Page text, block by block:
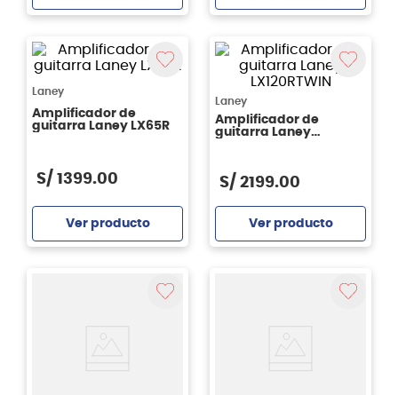
Laney
Amplificador de
guitarra Laney LX65R
S/ 1399.00
Ver producto
Laney
Amplificador de
guitarra Laney
S/ 2199.00
Ver producto